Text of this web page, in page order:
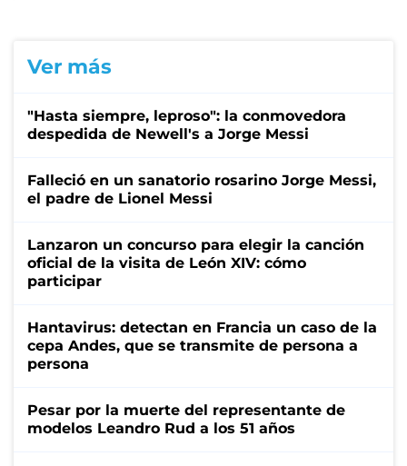
Ver más
"Hasta siempre, leproso": la conmovedora
despedida de Newell's a Jorge Messi
Falleció en un sanatorio rosarino Jorge Messi,
el padre de Lionel Messi
Lanzaron un concurso para elegir la canción
oficial de la visita de León XIV: cómo
participar
Hantavirus: detectan en Francia un caso de la
cepa Andes, que se transmite de persona a
persona
Pesar por la muerte del representante de
modelos Leandro Rud a los 51 años